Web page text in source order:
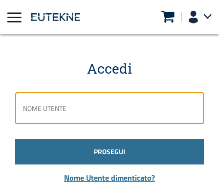
Accedi
PROSEGUI
Nome Utente dimenticato?